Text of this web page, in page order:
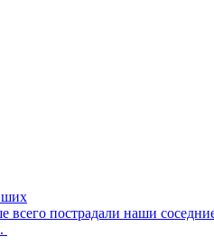
всего пострадали наши